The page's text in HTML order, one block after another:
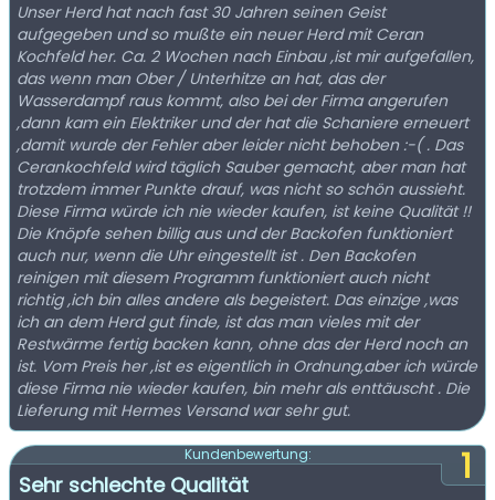
Unser Herd hat nach fast 30 Jahren seinen Geist
aufgegeben und so mußte ein neuer Herd mit Ceran
Kochfeld her. Ca. 2 Wochen nach Einbau ,ist mir aufgefallen,
das wenn man Ober / Unterhitze an hat, das der
Wasserdampf raus kommt, also bei der Firma angerufen
,dann kam ein Elektriker und der hat die Schaniere erneuert
,damit wurde der Fehler aber leider nicht behoben :-( . Das
Cerankochfeld wird täglich Sauber gemacht, aber man hat
trotzdem immer Punkte drauf, was nicht so schön aussieht.
Diese Firma würde ich nie wieder kaufen, ist keine Qualität !!
Die Knöpfe sehen billig aus und der Backofen funktioniert
auch nur, wenn die Uhr eingestellt ist . Den Backofen
reinigen mit diesem Programm funktioniert auch nicht
richtig ,ich bin alles andere als begeistert. Das einzige ,was
ich an dem Herd gut finde, ist das man vieles mit der
Restwärme fertig backen kann, ohne das der Herd noch an
ist. Vom Preis her ,ist es eigentlich in Ordnung,aber ich würde
diese Firma nie wieder kaufen, bin mehr als enttäuscht . Die
Lieferung mit Hermes Versand war sehr gut.
1
Kundenbewertung:
Sehr schlechte Qualität